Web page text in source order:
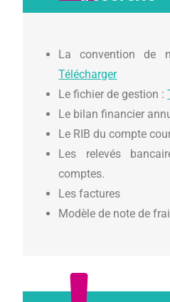
La convention de
Télécharger
Le fichier de gestion :
Le bilan financier
Le RIB du compte
Les relevés
comptes.
Les factures
Modèle de note de